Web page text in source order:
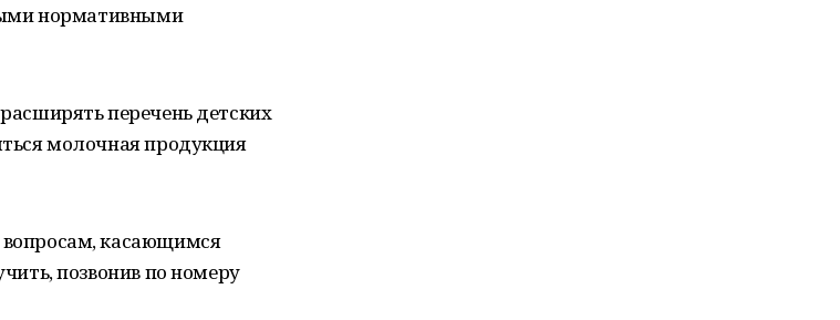
нормативными
перечень детских
молочная продукция
касающимся
позвонив по номеру